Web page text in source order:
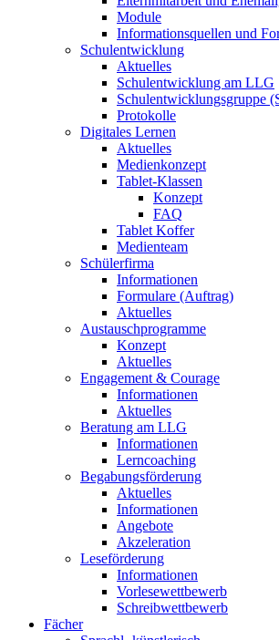
Module
Informationsquellen und
Schulentwicklung
Aktuelles
Schulentwicklung am LLG
Schulentwicklungsgruppe
Protokolle
Digitales Lernen
Aktuelles
Medienkonzept
Tablet-Klassen
Konzept
FAQ
Tablet Koffer
Medienteam
Schülerfirma
Informationen
Formulare (Auftrag)
Aktuelles
Austauschprogramme
Konzept
Aktuelles
Engagement & Courage
Informationen
Aktuelles
Beratung am LLG
Informationen
Lerncoaching
Begabungsförderung
Aktuelles
Informationen
Angebote
Akzeleration
Leseförderung
Informationen
Vorlesewettbewerb
Schreibwettbewerb
Fächer